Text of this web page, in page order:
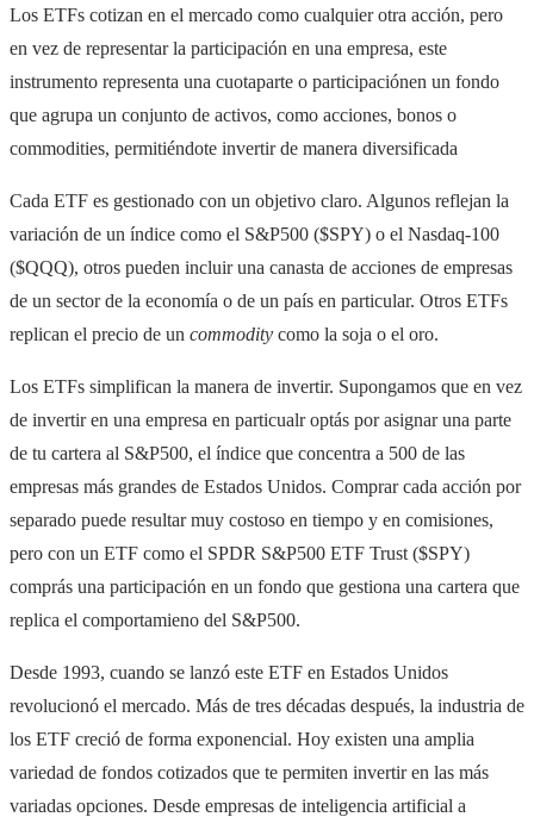
Los ETFs cotizan en el mercado como cualquier otra acción, pero
en vez de representar la participación en una empresa, este
instrumento representa una cuotaparte o participaciónen un fondo
que agrupa un conjunto de activos, como acciones, bonos o
commodities, permitiéndote invertir de manera diversificada
Cada ETF es gestionado con un objetivo claro. Algunos reflejan la
variación de un índice como el S&P500 ($SPY) o el Nasdaq-100
($QQQ), otros pueden incluir una canasta de acciones de empresas
de un sector de la economía o de un país en particular. Otros ETFs
replican el precio de un commodity como la soja o el oro.
Los ETFs simplifican la manera de invertir. Supongamos que en vez
de invertir en una empresa en particualr optás por asignar una parte
de tu cartera al S&P500, el índice que concentra a 500 de las
empresas más grandes de Estados Unidos. Comprar cada acción por
separado puede resultar muy costoso en tiempo y en comisiones,
pero con un ETF como el SPDR S&P500 ETF Trust ($SPY)
comprás una participación en un fondo que gestiona una cartera que
replica el comportamieno del S&P500.
Desde 1993, cuando se lanzó este ETF en Estados Unidos
revolucionó el mercado. Más de tres décadas después, la industria de
los ETF creció de forma exponencial. Hoy existen una amplia
variedad de fondos cotizados que te permiten invertir en las más
variadas opciones. Desde empresas de inteligencia artificial a